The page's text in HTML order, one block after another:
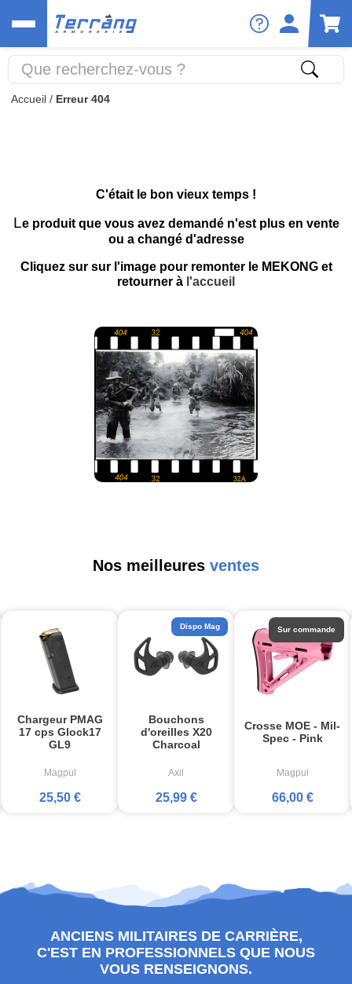
Accueil / Erreur 404
C'était le bon vieux temps !
Le produit que vous avez demandé n'est plus en vente
ou a changé d'adresse
Cliquez sur sur l'image pour remonter le MEKONG et
retourner à l'accueil
Nos meilleures ventes
Chargeur PMAG
17 cps Glock17
GL9
Magpul
25,50 €
Bouchons
d'oreilles X20
Charcoal
Axil
25,99 €
Dispo Mag
Crosse MOE - Mil-
Spec - Pink
Magpul
66,00 €
Sur commande
ANCIENS MILITAIRES DE CARRIÈRE,
C'EST EN PROFESSIONNELS QUE NOUS
VOUS RENSEIGNONS.